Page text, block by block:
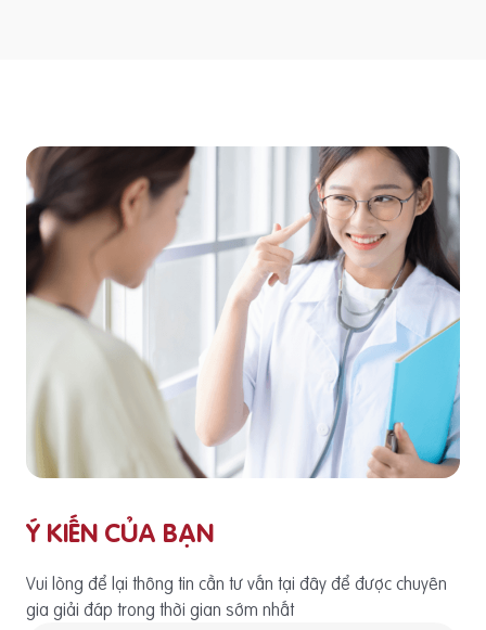
Ý KIẾN CỦA BẠN
Vui lòng để lại thông tin cần tư vấn tại đây để được chuyên
gia giải đáp trong thời gian sớm nhất